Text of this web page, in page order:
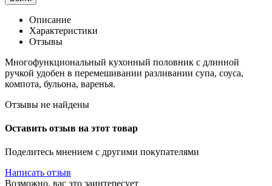
Описание
Характеристики
Отзывы
Многофункциональный кухонный половник с длинной
ручкой удобен в перемешивании разливании супа, соуса,
компота, бульона, варенья.
Отзывы не найдены
Оставить отзыв на этот товар
Поделитесь мнением с другими покупателями
Написать отзыв
Возможно, вас это заинтересует